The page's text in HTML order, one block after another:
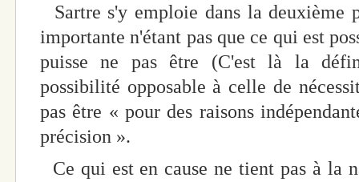
Sartre s'y emploie dans la deuxième
importante n'étant pas que ce qui est
puisse ne pas être (C'est là la
possibilité opposable à celle de
pas être « pour des raisons
précision ».
Ce qui est en cause ne tient pas à la